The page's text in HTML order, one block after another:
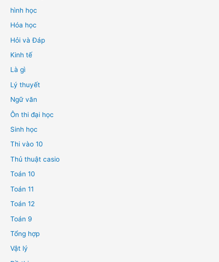
hình học
Hóa học
Hỏi và Đáp
Kinh tế
Là gì
Lý thuyết
Ngữ văn
Ôn thi đại học
Sinh học
Thi vào 10
Thủ thuật casio
Toán 10
Toán 11
Toán 12
Toán 9
Tổng hợp
Vật lý